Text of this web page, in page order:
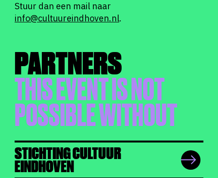
Stuur dan een mail naar
info@cultuureindhoven.nl.
PARTNERS
THIS EVENT IS NOT
POSSIBLE WITHOUT
STICHTING CULTUUR
EINDHOVEN